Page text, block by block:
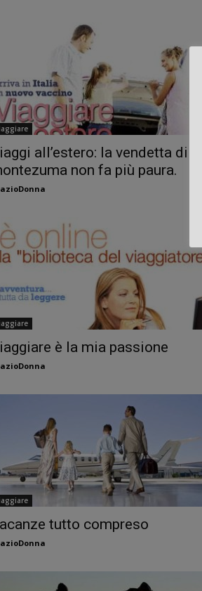
all’estero: la vendetta di
non fa più paura.
è la mia passione
tutto compreso